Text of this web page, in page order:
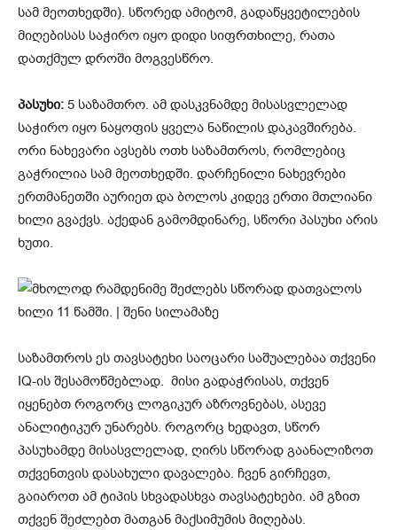
სამ მეოთხედში). სწორედ ამიტომ, გადაწყვეტილების
მიღებისას საჭირო იყო დიდი სიფრთხილე, რათა
დათქმულ დროში მოგვესწრო.
პასუხი: 5 საზამთრო. ამ დასკვნამდე მისასვლელად
საჭირო იყო ნაყოფის ყველა ნაწილის დაკავშირება.
ორი ნახევარი ავსებს ოთხ საზამთროს, რომლებიც
გაჭრილია სამ მეოთხედში. დარჩენილი ნახევრები
ერთმანეთში აურიეთ და ბოლოს კიდევ ერთი მთლიანი
ხილი გვაქვს. აქედან გამომდინარე, სწორი პასუხი არის
ხუთი.
საზამთროს ეს თავსატეხი საოცარი საშუალებაა თქვენი
IQ-ის შესამოწმებლად. მისი გადაჭრისას, თქვენ
იყენებთ როგორც ლოგიკურ აზროვნებას, ასევე
ანალიტიკურ უნარებს. როგორც ხედავთ, სწორ
პასუხამდე მისასვლელად, ღირს სწორად გაანალიზოთ
თქვენთვის დასახული დავალება. ჩვენ გირჩევთ,
გაიაროთ ამ ტიპის სხვადასხვა თავსატეხები. ამ გზით
თქვენ შეძლებთ მათგან მაქსიმუმის მიღებას.